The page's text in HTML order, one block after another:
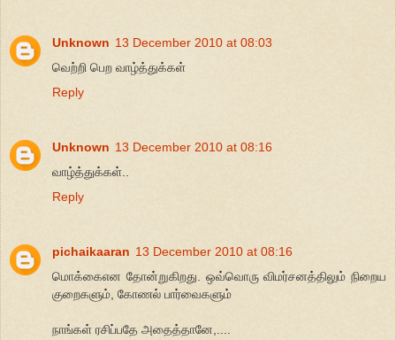
Unknown 13 December 2010 at 08:03
வெற்றி பெற வாழ்த்துக்கள்
Reply
Unknown 13 December 2010 at 08:16
வாழ்த்துக்கள்..
Reply
pichaikaaran 13 December 2010 at 08:16
மொக்கைஎன தோன்றுகிறது. ஒவ்வொரு விமர்சனத்திலும் நிறைய
குறைகளும், கோணல் பார்வைகளும்
நாங்கள் ரசிப்பதே அதைத்தானே,....